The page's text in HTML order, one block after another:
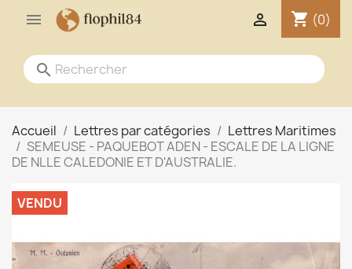
 shopping_cart (0)

search
Accueil Lettres par catégories
Lettres Maritimes
SEMEUSE - PAQUEBOT ADEN - ESCALE DE LA LIGNE
DE NLLE CALEDONIE ET D'AUSTRALIE.
VENDU